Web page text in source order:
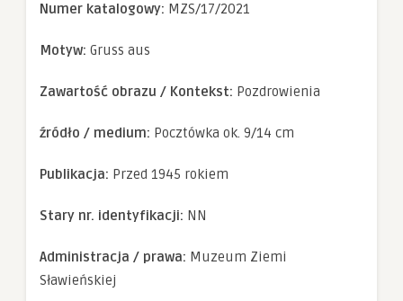
Numer katalogowy: MZS/17/2021
Motyw: Gruss aus
Zawartość obrazu / Kontekst: Pozdrowienia
źródło / medium: Pocztówka ok. 9/14 cm
Publikacja: Przed 1945 rokiem
Stary nr. identyfikacji: NN
Administracja / prawa: Muzeum Ziemi
Sławieńskiej
Aby nasza
działała jak
podczas twojego
przejścia na nią.
pliki cookie,
internetowej.
Marketing